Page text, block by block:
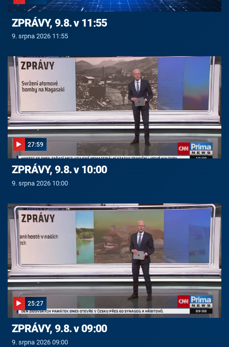
ZPRÁVY, 9.8. v 11:55
9. srpna 2026 11:55
27:59
ZPRÁVY, 9.8. v 10:00
9. srpna 2026 10:00
25:27
ZPRÁVY, 9.8. v 09:00
9. srpna 2026 09:00